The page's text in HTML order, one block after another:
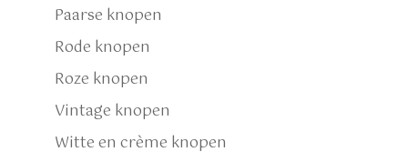
Paarse knopen
Rode knopen
Roze knopen
Vintage knopen
Witte en crème knopen